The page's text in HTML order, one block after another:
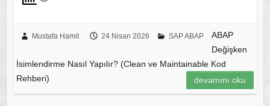
Mustafa Hamit 24 Nisan 2026 SAP ABAP
ABAP
Değişken
İsimlendirme Nasıl Yapılır? (Clean ve Maintainable Kod
Rehberi)
devamını oku